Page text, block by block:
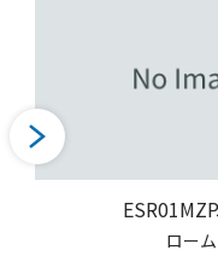
ローム